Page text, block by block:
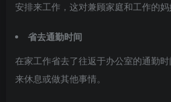
安排来工作，这对兼顾家庭和工作的妈
省去通勤时间
在家工作省去了往返于办公室的通勤
来休息或做其他事情。